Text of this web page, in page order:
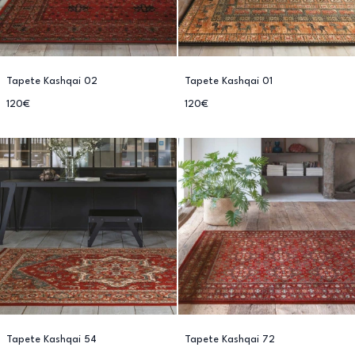
Tapete Kashqai 02
120€
Tapete Kashqai 01
120€
Tapete Kashqai 54 Tapete Kashqai 72